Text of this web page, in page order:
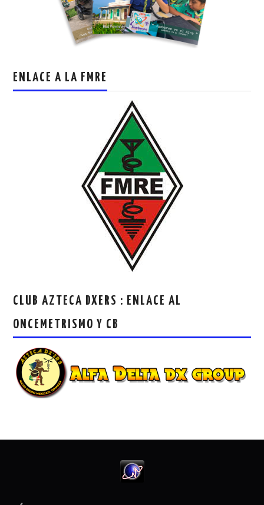
ENLACE A LA FMRE
CLUB AZTECA DXERS : ENLACE AL
ONCEMETRISMO Y CB